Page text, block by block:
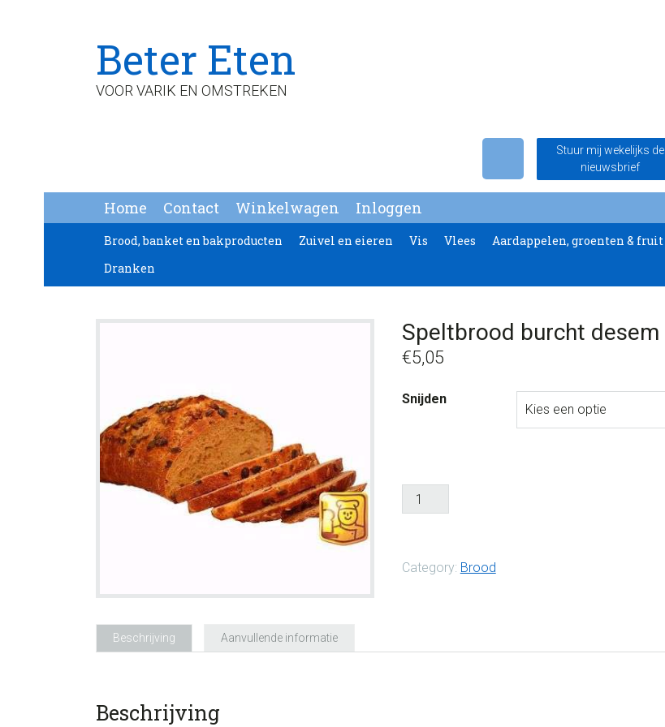
hoofdnavigatie
Beter Eten
VOOR VARIK EN OMSTREKEN
Stuur mij wekelijks de
nieuwsbrief
Home Contact Winkelwagen Inloggen
Brood, banket en bakproducten Zuivel en eieren Vis Vlees Aardappelen, groenten & fruit
Dranken
Speltbrood burcht desem
€5,05
Snijden
Category: Brood
Beschrijving Aanvullende informatie
Beschrijving